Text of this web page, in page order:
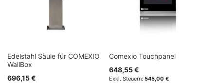
Edelstahl Säule für COMEXIO
WallBox
696,15 €
Comexio Touchpanel
648,55 €
545,00 €